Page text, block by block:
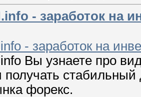
- заработок на
- заработок на
Вы узнаете про
получать
форекс.